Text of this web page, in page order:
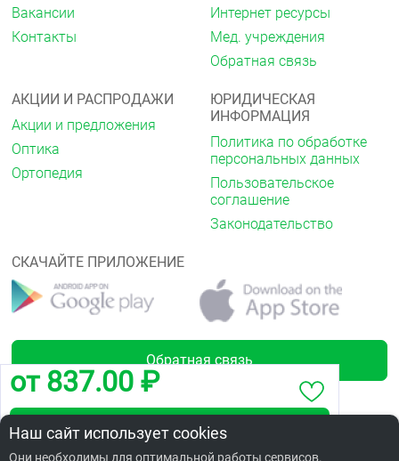
от 837.00 ₽
Забронировать по адресу ул. Ватутина, 3
Вакансии
Контакты
Интернет ресурсы
Мед. учреждения
Обратная связь
АКЦИИ И РАСПРОДАЖИ
Акции и предложения
Оптика
Ортопедия
ЮРИДИЧЕСКАЯ
ИНФОРМАЦИЯ
Политика по обработке
персональных данных
Пользовательское
соглашение
Законодательство
СКАЧАЙТЕ ПРИЛОЖЕНИЕ
Обратная связь
Лицензии
Наш сайт использует cookies
Они необходимы для оптимальной работы сервисов.